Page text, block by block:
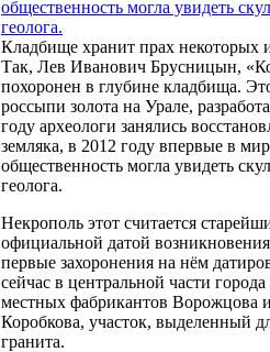
Кладбище хранит прах
Так, Лев Иванович Брусницын,
похоронен в глубине кладбища.
россыпи золота на Урале,
году археологи занялись
земляка, в 2012 году впервые в
общественность могла увидеть
геолога.
Некрополь этот считается
официальной датой
первые захоронения на нём
сейчас в центральной части
местных фабрикантов Ворожцова
Коробкова, участок, выделенный
гранита.